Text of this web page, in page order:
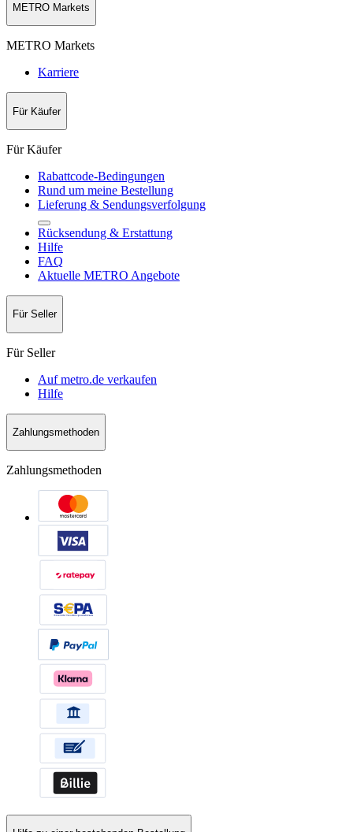
METRO Markets
METRO Markets
Karriere
Für Käufer
Für Käufer
Rabattcode-Bedingungen
Rund um meine Bestellung
Lieferung & Sendungsverfolgung
Rücksendung & Erstattung
Hilfe
FAQ
Aktuelle METRO Angebote
Für Seller
Für Seller
Auf metro.de verkaufen
Hilfe
Zahlungsmethoden
Zahlungsmethoden